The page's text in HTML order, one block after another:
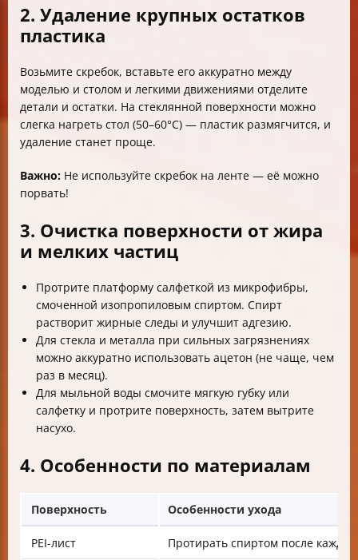
2. Удаление крупных остатков
пластика
Возьмите скребок, вставьте его аккуратно между
моделью и столом и легкими движениями отделите
детали и остатки. На стеклянной поверхности можно
слегка нагреть стол (50–60°C) — пластик размягчится, и
удаление станет проще.
Важно: Не используйте скребок на ленте — её можно
порвать!
3. Очистка поверхности от жира
и мелких частиц
Протрите платформу салфеткой из микрофибры,
смоченной изопропиловым спиртом. Спирт
растворит жирные следы и улучшит адгезию.
Для стекла и металла при сильных загрязнениях
можно аккуратно использовать ацетон (не чаще, чем
раз в месяц).
Для мыльной воды смочите мягкую губку или
салфетку и протрите поверхность, затем вытрите
насухо.
4. Особенности по материалам
Поверхность Особенности ухода
PEI-лист Протирать спиртом после